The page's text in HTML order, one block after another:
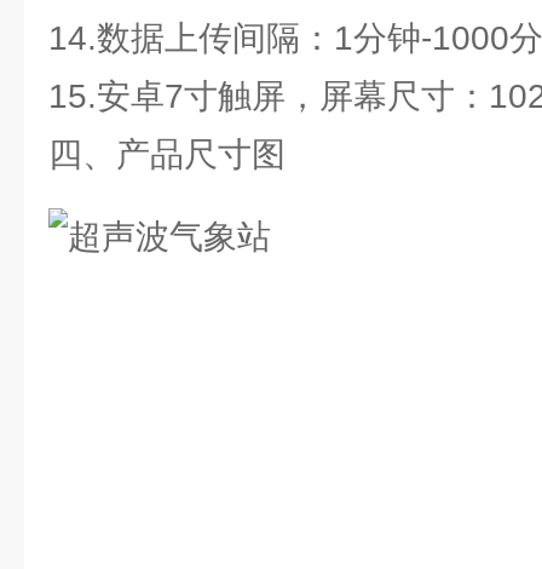
14.数据上传间隔：1分钟-1000
15.安卓7寸触屏，屏幕尺寸：
四、产品尺寸图